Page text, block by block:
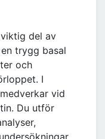
del av
trygg basal
och
I
vid
Du utför